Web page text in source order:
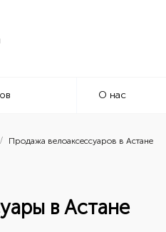
О нас
Продажа велоаксессуаров в Астане
в Астане